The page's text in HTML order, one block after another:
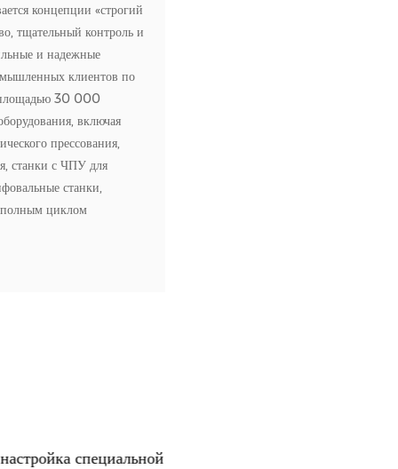
концепции «строгий
тщательный контроль и
и надежные
клиентов по
площадью 30 000
включая
прессования,
станки с ЧПУ для
станки,
полным циклом
более 10
специальной